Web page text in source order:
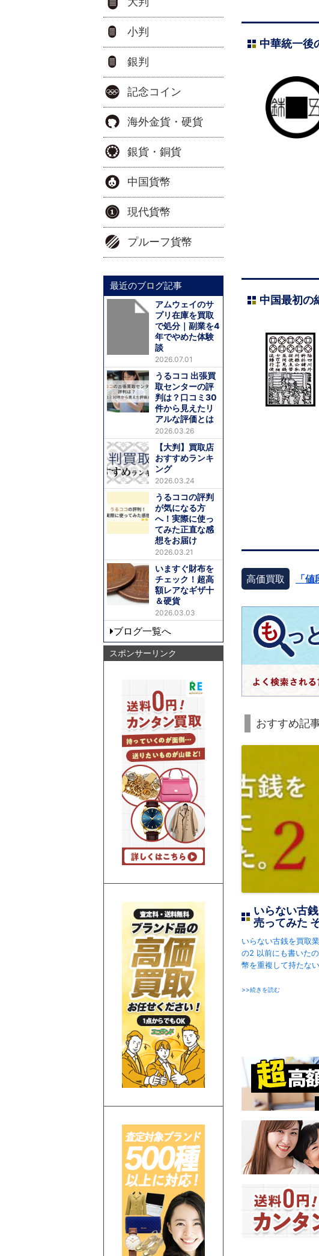
中華統一後
中国最初の
高価買取 「
おすすめ記
いらない古
売ってみた
いらない古銭を買取
の2 以前にも書いた
幣を重複して持たな
>>続きを読む
小判
銀判
記念コイン
海外金貨・硬貨
銀貨・銅貨
中国貨幣
現代貨幣
プルーフ貨幣
最近のブログ記事
アムウェイのサ
プリ在庫を買取
で処分｜副業を4
年でやめた体験
談
2026.07.01
うるココ 出張買
取センターの評
判は？口コミ30
件から見えたリ
アルな評価とは
2026.03.26
【大判】買取店
おすすめランキ
ング
2026.03.24
うるココの評判
が気になる方
へ！実際に使っ
てみた正直な感
想をお届け
2026.03.21
いますぐ財布を
チェック！超高
額レアなギザ十
＆硬貨
2026.03.03
ブログ一覧へ
スポンサーリンク